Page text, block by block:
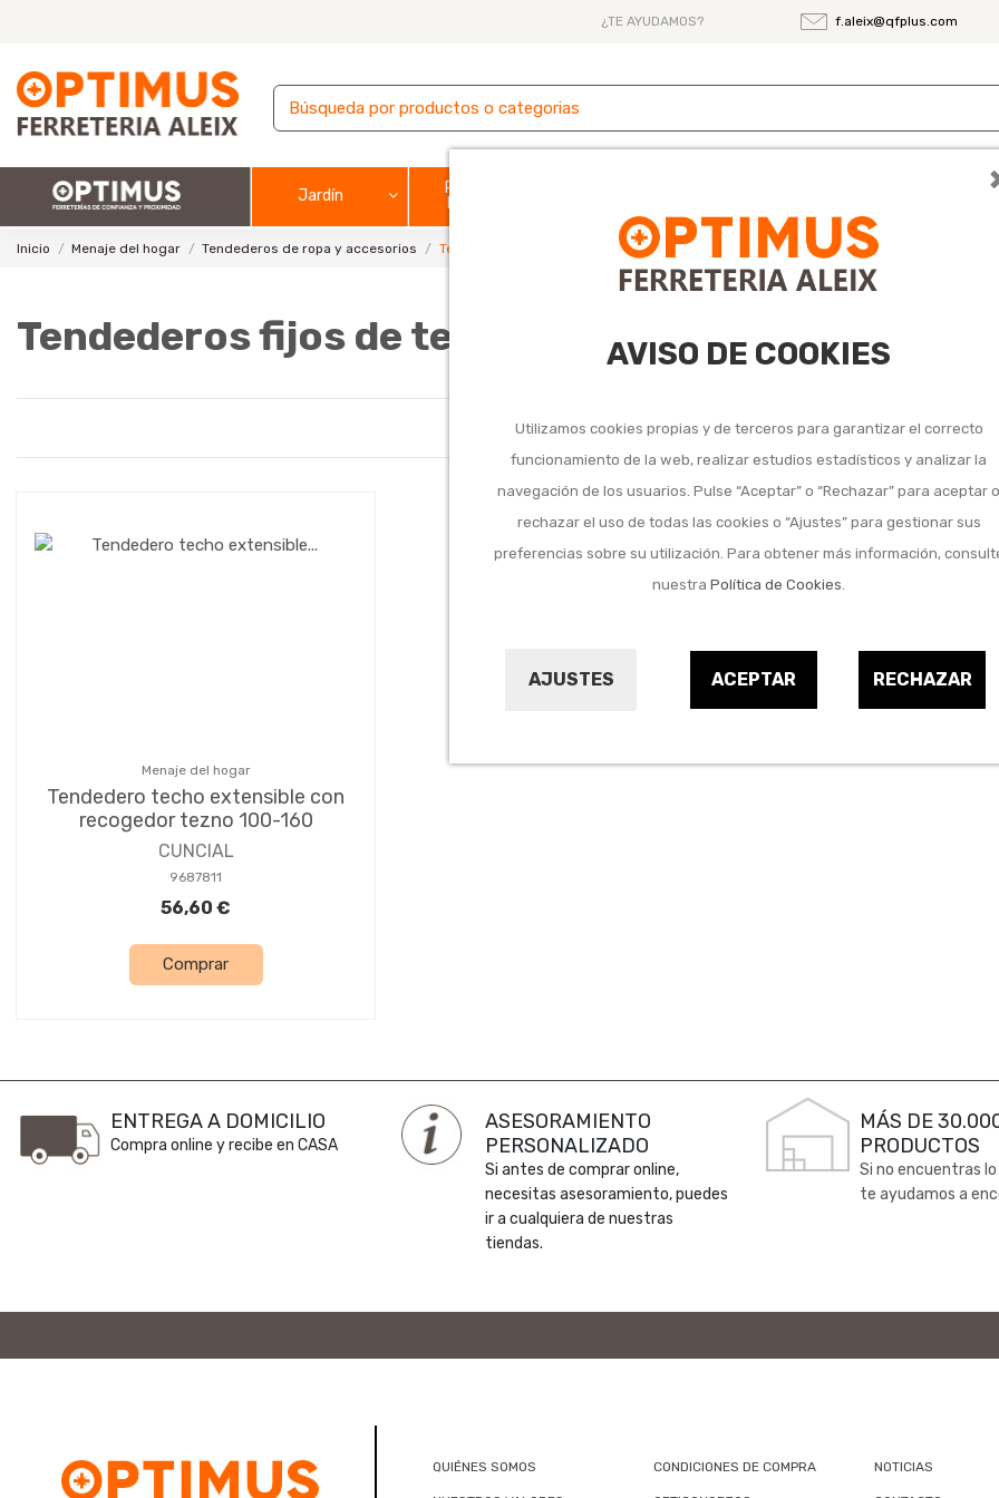
AVISO DE COOKIES
Utilizamos cookies propias y de terceros para garantizar el correcto
funcionamiento de la web, realizar estudios estadísticos y analizar la
navegación de los usuarios. Pulse “Aceptar” o “Rechazar” para aceptar
rechazar el uso de todas las cookies o “Ajustes” para gestionar sus
preferencias sobre su utilización. Para obtener más información,
nuestraPolítica de Cookies
AJUSTES ACEPTAR RECHAZAR
¿TE AYUDAMOS? f.aleix@qfplus.com
Jardín
Pintura y
Inicio Menaje del hogar Tendederos de ropa y accesorios Tendederos fijos de techo y avión
Tendederos fijos de techo y avión
Menaje del hogar
Tendedero techo extensible con
recogedor tezno 100-160
CUNCIAL
9687811
56,60 €
Comprar
ENTREGA A DOMICILIO
Compra online y recibe en CASA
ASESORAMIENTO
PERSONALIZADO
Si antes de comprar online,
necesitas asesoramiento, puedes
ir a cualquiera de nuestras
tiendas.
MÁS DE
PRODUCTOS
Si no encuentras
te ayudamos a
QUIÉNES SOMOS CONDICIONES DE COMPRA NOTICIAS